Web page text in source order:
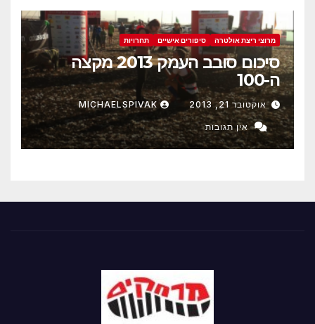
מרוצי ריצת אולטרה סיפורים אישיים תחרויות
סיכום סובב העמק 2013 מקצה
ה-100
אוקטובר 21, 2013 MICHAELSPIVAK
אין תגובות